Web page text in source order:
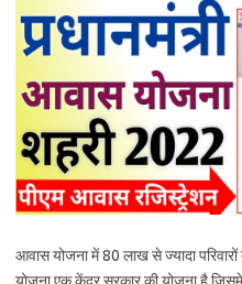
आवास योजना में 80 लाख से ज्यादा